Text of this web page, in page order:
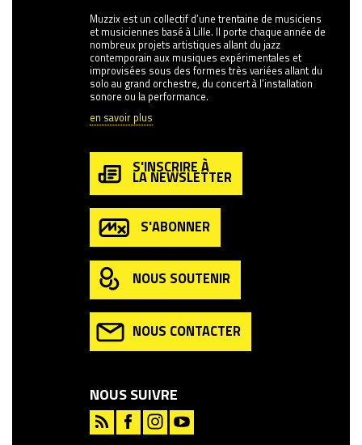
Muzzix est un collectif d’une trentaine de musiciens
et musiciennes basé à Lille. Il porte chaque année de
nombreux projets artistiques allant du jazz
contemporain aux musiques expérimentales et
improvisées sous des formes très variées allant du
solo au grand orchestre, du concert à l’installation
sonore ou la performance.
en savoir plus
S'INSCRIRE À
LA NEWSLETTER
S'ABONNER
NOUS SOUTENIR
NOUS CONTACTER
NOUS SUIVRE